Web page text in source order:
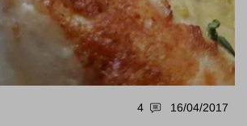
16/04/2017
4